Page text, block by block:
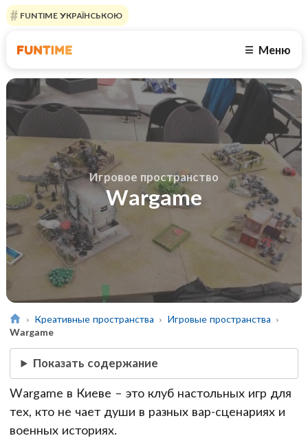
FUNTIME УКРАЇНСЬКОЮ
☰ Меню
Игровое пространство
Wargame
Креативные пространства
Игровые пространства
Wargame
Показать содержание
Wargame в Киеве – это клуб настольных игр для
тех, кто не чает души в разных вар-сценариях и
военных историях.